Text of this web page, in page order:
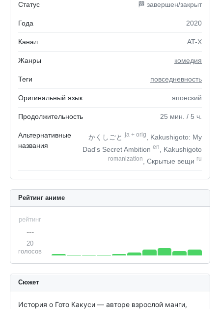
Статус 🏁 завершен/закрыт
Года 2020
Канал AT-X
Жанры комедия
Теги повседневность
Оригинальный язык японский
Продолжительность 25 мин. / 5 ч.
Альтернативные
названия
かくしごとja + orig
, Kakushigoto: My
Dad's Secret Ambition en , Kakushigoto
romanization , Скрытые вещи ru
Рейтинг аниме
рейтинг
---
20
голосов
Сюжет
История о Гото Какуси — авторе взрослой манги,